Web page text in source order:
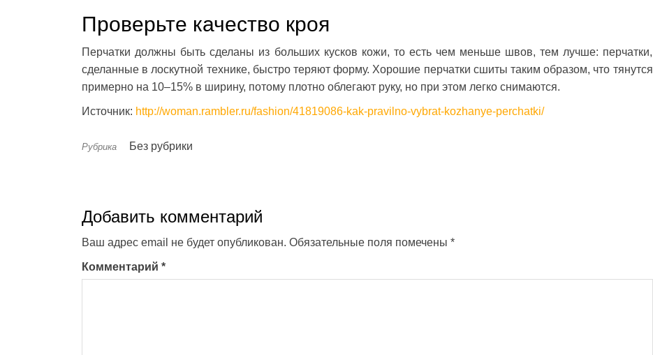
Проверьте качество кроя
Перчатки должны быть сделаны из больших кусков кожи, то есть чем меньше швов, тем лучше: перчатки,
сделанные в лоскутной технике, быстро теряют форму. Хорошие перчатки сшиты таким образом, что тянутся
примерно на 10–15% в ширину, потому плотно облегают руку, но при этом легко снимаются.
Источник: http://woman.rambler.ru/fashion/41819086-kak-pravilno-vybrat-kozhanye-perchatki/
Рубрика Без рубрики
Добавить комментарий
Ваш адрес email не будет опубликован. Обязательные поля помечены *
Комментарий *